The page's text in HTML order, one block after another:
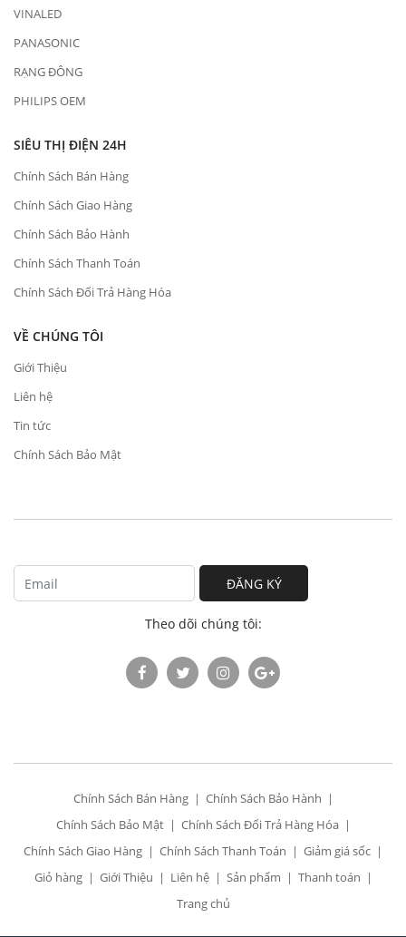
VINALED
PANASONIC
RẠNG ĐÔNG
PHILIPS OEM
SIÊU THỊ ĐIỆN 24H
Chính Sách Bán Hàng
Chính Sách Giao Hàng
Chính Sách Bảo Hành
Chính Sách Thanh Toán
Chính Sách Đổi Trả Hàng Hóa
VỀ CHÚNG TÔI
Giới Thiệu
Liên hệ
Tin tức
Chính Sách Bảo Mật
ĐĂNG KÝ
Theo dõi chúng tôi:
Chính Sách Bán Hàng
Chính Sách Bảo Hành
Chính Sách Bảo Mật
Chính Sách Đổi Trả Hàng Hóa
Chính Sách Giao Hàng
Chính Sách Thanh Toán
Giảm giá sốc
Giỏ hàng
Giới Thiệu Liên hệ Sản phẩm
Thanh toán
Trang chủ